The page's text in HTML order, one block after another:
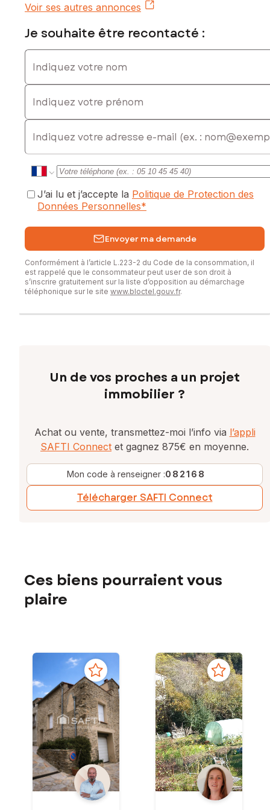
vivre, idéale pour un premier achat, un couple ou un
exposé sont disponibles sur le site Géorisques :
www.georisques.gouv.fr
Prix de vente : 159 000 €
Honoraires charge vendeur
Contactez votre conseiller SAFTI : Marion BESANCENOT,
Tél. : 06 14 36 60 71, E-mail : marion.besancenot@safti.fr - EI
- Agent commercial immatriculé au RSAC de PERPIGNAN
Voir ses autres annonces
Je souhaite être recontacté :
Indiquez votre nom
Indiquez votre prénom
E-mail
J’ai lu et j’accepte la Politique de Protection des
Données Personnelles*
Envoyer ma demande
Conformément à l’article L.223-2 du Code de la consommation, il
est rappelé que le consommateur peut user de son droit à
s’inscrire gratuitement sur la liste d’opposition au démarchage
téléphonique sur le site www.bloctel.gouv.fr.
Un de vos proches a un projet
immobilier ?
Achat ou vente, transmettez-moi l’info via l’appli
SAFTI Connect et gagnez 875€ en moyenne.
Mon code à renseigner :082168
Télécharger SAFTI Connect
Ces biens pourraient vous
plaire